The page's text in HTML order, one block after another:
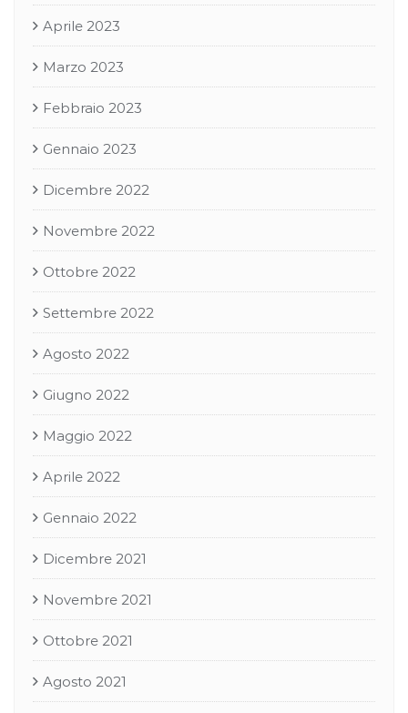
Aprile 2023
Marzo 2023
Febbraio 2023
Gennaio 2023
Dicembre 2022
Novembre 2022
Ottobre 2022
Settembre 2022
Agosto 2022
Giugno 2022
Maggio 2022
Aprile 2022
Gennaio 2022
Dicembre 2021
Novembre 2021
Ottobre 2021
Agosto 2021